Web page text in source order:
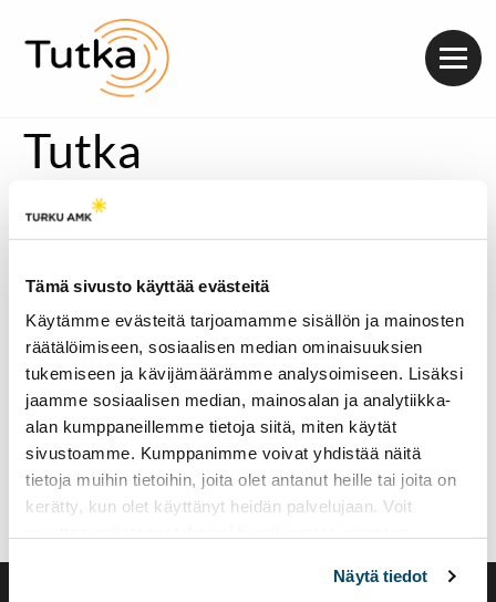
Tämä sivusto käyttää evästeitä
Käytämme evästeitä tarjoamamme sisällön ja mainosten
räätälöimiseen, sosiaalisen median ominaisuuksien
tukemiseen ja kävijämäärämme analysoimiseen. Lisäksi
jaamme sosiaalisen median, mainosalan ja analytiikka-
alan kumppaneillemme tietoja siitä, miten käytät
sivustoamme. Kumppanimme voivat yhdistää näitä
tietoja muihin tietoihin, joita olet antanut heille tai joita on
kerätty, kun olet käyttänyt heidän palvelujaan. Voit
Näytä tiedot
Tutka
Dokumentti 2026.